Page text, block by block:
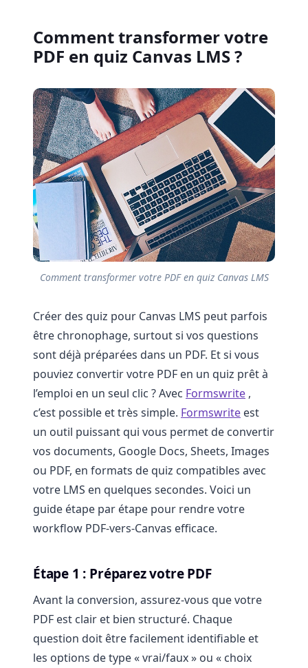
Comment transformer votre
PDF en quiz Canvas LMS ?
Comment transformer votre PDF en quiz Canvas LMS
Créer des quiz pour Canvas LMS peut parfois
être chronophage, surtout si vos questions
sont déjà préparées dans un PDF. Et si vous
pouviez convertir votre PDF en un quiz prêt à
l’emploi en un seul clic ? Avec Formswrite ,
c’est possible et très simple. Formswrite est
un outil puissant qui vous permet de convertir
vos documents, Google Docs, Sheets, Images
ou PDF, en formats de quiz compatibles avec
votre LMS en quelques secondes. Voici un
guide étape par étape pour rendre votre
workflow PDF-vers-Canvas efficace.
Étape 1 : Préparez votre PDF
Avant la conversion, assurez-vous que votre
PDF est clair et bien structuré. Chaque
question doit être facilement identifiable et
les options de type « vrai/faux » ou « choix